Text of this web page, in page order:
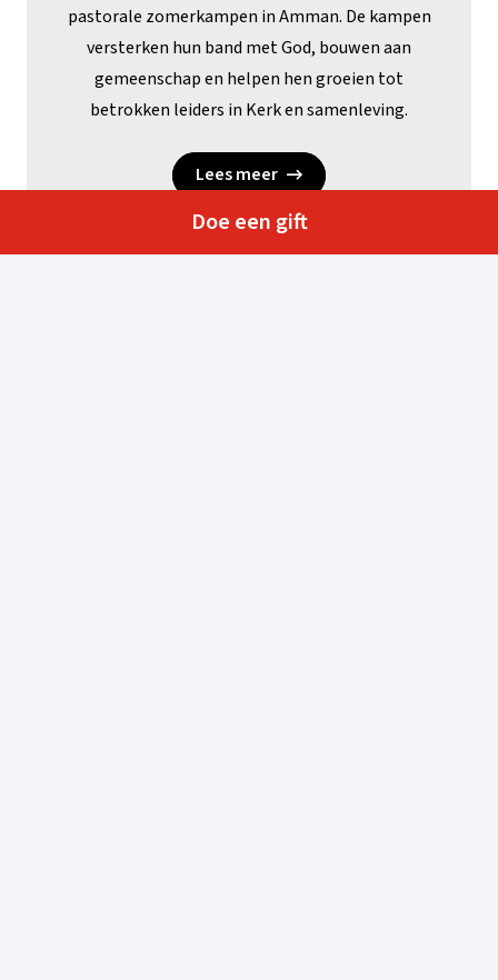
pastorale zomerkampen in Amman. De kampen
versterken hun band met God, bouwen aan
gemeenschap en helpen hen groeien tot
betrokken leiders in Kerk en samenleving.
Lees meer
Doe een gift